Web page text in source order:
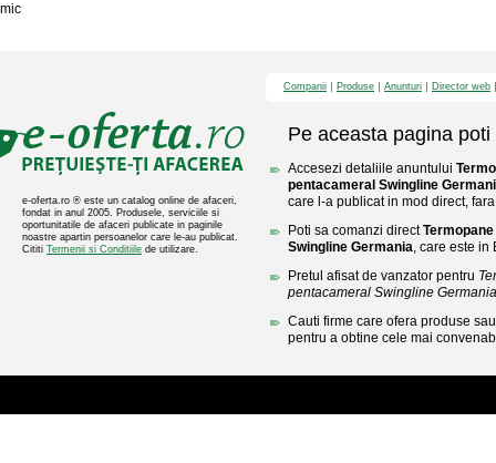
mic
e-oferta.ro ® este un catalog online de afaceri,
fondat in anul 2005. Produsele, serviciile si
oportunitatile de afaceri publicate in paginile
noastre apartin persoanelor care le-au publicat.
Cititi Termenii si Conditiile de utilizare.
Companii Produse Anunturi Director web
Pe aceasta pagina poti
Accesezi detaliile anuntului
pentacameral Swingline
care l-a publicat in mod direct,
Poti sa comanzi direct
Swingline Germania, care este in
Pretul afisat de vanzator pentru
pentacameral Swingline Germania
Cauti firme care ofera produse
pentru a obtine cele mai